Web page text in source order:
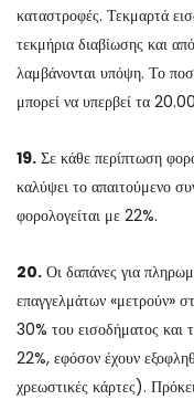
καταστροφές. Τεκμαρτά
τεκμήρια διαβίωσης και
λαμβάνονται υπόψη. Το
μπορεί να υπερβεί τα
19. Σε κάθε περίπτωση
καλύψει το απαιτούμενο
φορολογείται με 22%.
20. Οι δαπάνες για
επαγγελμάτων «μετρούν»
30% του εισοδήματος και
22%, εφόσον έχουν
χρεωστικές κάρτες).